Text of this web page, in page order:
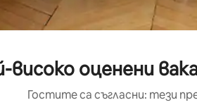
високо оценени
Гостите са съгласни: тези